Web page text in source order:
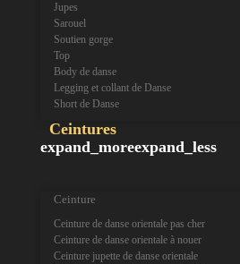
Jupes
Sarouel
Soutien gorge
Top
Body de danse
Legging et collant de Danse
Short de Danse
Ceintures
expand_moreexpand_less
Ceinture
Ceinture de danse orientale pas cher
Ceinture de danse orientale à nouer
Ceinture jupette de danse orientale